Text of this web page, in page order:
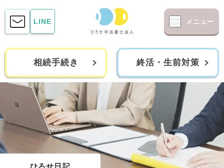
LINE メニュー
相続手続き 終活・生前対策